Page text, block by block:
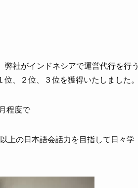
社がインドネシアで運営代行を行う
、２位、３位を獲得いたしました。
程度で
上の日本語会話力を目指して日々学